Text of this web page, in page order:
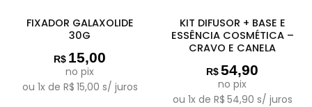
FIXADOR GALAXOLIDE
30G
R$ 15,00
no pix
ou 1x de R$ 15,00 s/ juros
KIT DIFUSOR + BASE E
ESSÊNCIA COSMÉTICA –
CRAVO E CANELA
R$54,90
no pix
ou 1x de R$ 54,90 s/ juros